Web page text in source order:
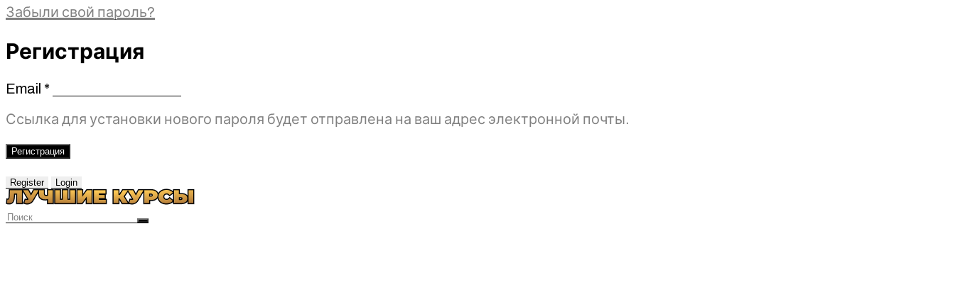
Забыли свой пароль?
Регистрация
Email *Обязательно
Ссылка для установки нового пароля будет отправлена ​​на ваш адрес электронной почты.
Регистрация
Register Login